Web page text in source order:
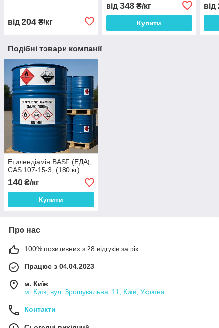
від 204 ₴/кг
від 348₴/кг
Купити
від
Подібні товари компанії
Етилендіамін BASF (ЕДА),
CAS 107-15-3, (180 кг)
140 ₴/кг
Купити
Про нас
100% позитивних з 28 відгуків за рік
Працює з 04.04.2023
м. Київ
м. Київ, вул. Зрошувальна, 11, Київ, Україна
Контакти